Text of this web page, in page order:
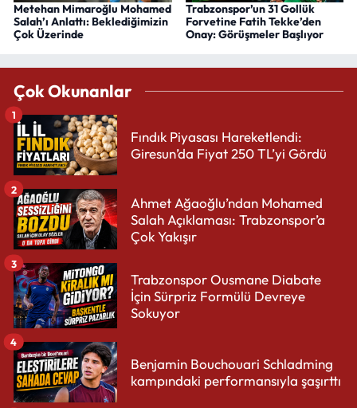
Metehan Mimaroğlu Mohamed
Salah’ı Anlattı: Beklediğimizin
Çok Üzerinde
Trabzonspor’un 31 Gollük
Forvetine Fatih Tekke’den
Onay: Görüşmeler Başlıyor
Çok Okunanlar
Fındık Piyasası Hareketlendi:
Giresun’da Fiyat 250 TL’yi Gördü
1
Ahmet Ağaoğlu’ndan Mohamed
Salah Açıklaması: Trabzonspor’a
Çok Yakışır
2
Trabzonspor Ousmane Diabate
İçin Sürpriz Formülü Devreye
Sokuyor
3
Benjamin Bouchouari Schladming
kampındaki performansıyla şaşırttı
4